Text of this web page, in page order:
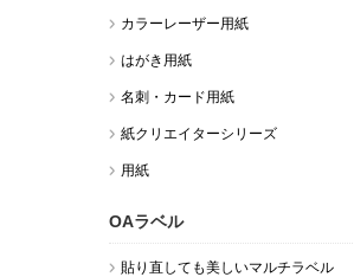
カラーレーザー用紙
はがき用紙
名刺・カード用紙
紙クリエイターシリーズ
用紙
OAラベル
貼り直しても美しいマルチラベル